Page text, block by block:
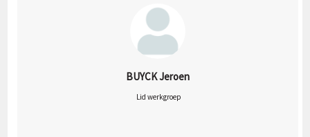
BUYCK Jeroen
Lid werkgroep